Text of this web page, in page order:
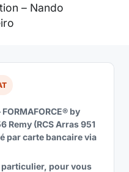
– Nando
by
Remy (RCS Arras 951
par carte bancaire via
particulier, pour vous